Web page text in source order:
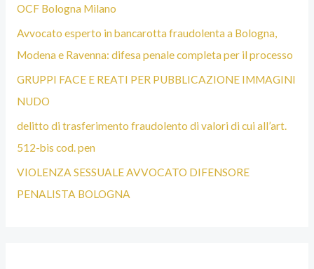
G
N
A
OCF Bologna Milano
Avvocato esperto in bancarotta fraudolenta a Bologna,
Modena e Ravenna: difesa penale completa per il processo
GRUPPI FACE E REATI PER PUBBLICAZIONE IMMAGINI
NUDO
delitto di trasferimento fraudolento di valori di cui all’art.
512-bis cod. pen
VIOLENZA SESSUALE AVVOCATO DIFENSORE
PENALISTA BOLOGNA